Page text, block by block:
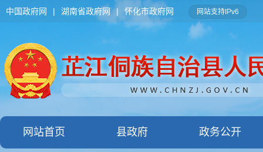
中国政府网 | 湖南省政府网 | 怀化市政府网 网站支持IPv6
网站首页 县政府 政务公开